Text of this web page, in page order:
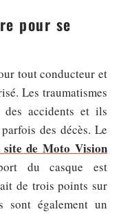
pour se
tout conducteur et
Les traumatismes
accidents et ils
des décès. Le
de Moto Vision
du casque est
de trois points sur
sont également un